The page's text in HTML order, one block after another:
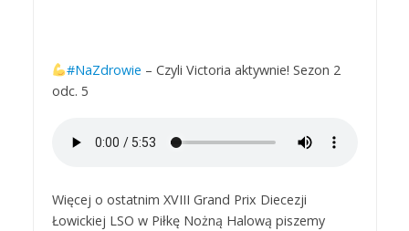
#NaZdrowie – Czyli Victoria aktywnie! Sezon 2
odc. 5
Więcej o ostatnim XVIII Grand Prix Diecezji
Łowickiej LSO w Piłkę Nożną Halową piszemy